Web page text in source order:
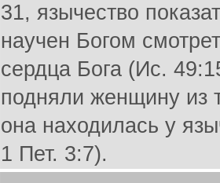
31, язычество
научен Богом
сердца Бога (Ис.
подняли женщину из
она находилась у
1 Пет. 3:7).